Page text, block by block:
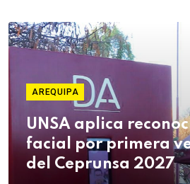
AREQUIPA
UNSA aplica
facial por primera
del Ceprunsa 2027